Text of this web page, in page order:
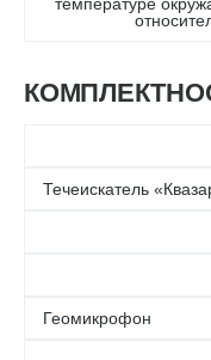
Течеискатель
Геомикрофон